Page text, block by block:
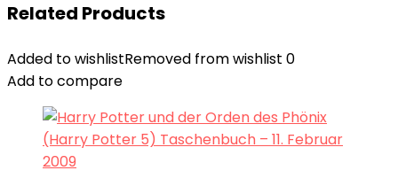
Related Products
Added to wishlistRemoved from wishlist 0
Add to compare